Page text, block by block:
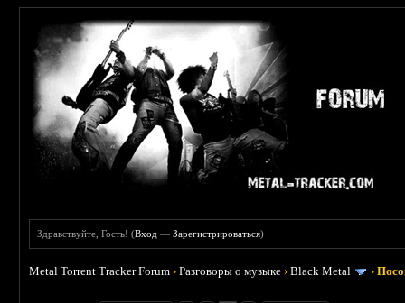
Здравствуйте, Гость! (Вход —Зарегистрироваться)
Metal Torrent Tracker Forum ›Разговоры о музыке ›Black Metal ›